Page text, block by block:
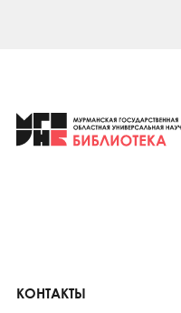
КОНТАКТЫ